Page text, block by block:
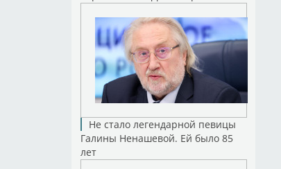
Не стало легендарной певицы
Галины Ненашевой. Ей было 85
лет